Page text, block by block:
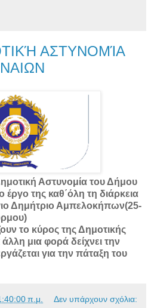
ΑΣΤΥΝΟΜΊΑ
Αστυνομία του Δήμου
έργο της καθ΄όλη τη διάρκεια
Δημήτριο Αμπελοκήπων(25-
το κύρος της Δημοτικής
μια φορά δείχνει την
για την πάταξη του
π.μ. Δεν υπάρχουν σχόλια: